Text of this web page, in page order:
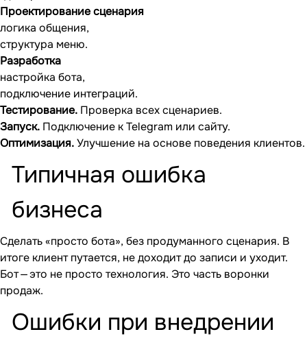
Проектирование сценария
логика общения,
структура меню.
Разработка
настройка бота,
подключение интеграций.
Тестирование. Проверка всех сценариев.
Запуск. Подключение к Telegram или сайту.
Оптимизация.Улучшение на основе поведения клиентов.
Типичная ошибка
бизнеса
Сделать «просто бота», без продуманного сценария. В
итоге клиент путается, не доходит до записи и уходит.
Бот — это не просто технология. Это часть воронки
продаж.
Ошибки при внедрении